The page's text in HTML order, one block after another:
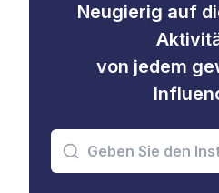
Neugierig auf
von jedem